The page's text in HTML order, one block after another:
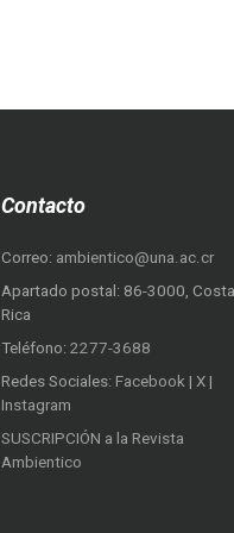
Contacto
Correo: ambientico@una.ac.cr
Apartado postal: 86-3000, Costa
Rica
Teléfono: 2277-3688
Redes Sociales: Facebook | X |
Instagram
SUSCRIPCIÓN a la Revista
Ambientico